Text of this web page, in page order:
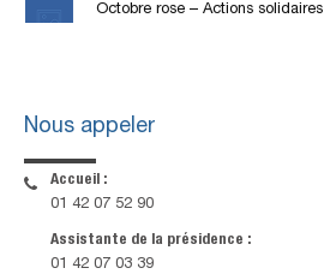
Octobre rose – Actions solidaires
Nous appeler
Accueil :
01 42 07 52 90
Assistante de la présidence :
01 42 07 03 39